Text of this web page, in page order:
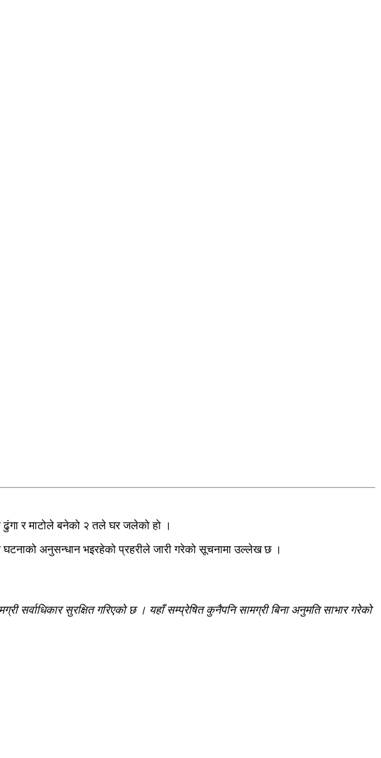
ढुंगा र माटोले बनेको २ तले घर जलेको हो ।
अनुसन्धान भइरहेको प्रहरीले जारी गरेको सूचनामा उल्लेख छ ।
सुरक्षित गरिएको छ । यहाँ सम्प्रेषित कुनैपनि सामग्री बिना अनुमति साभार गरेको